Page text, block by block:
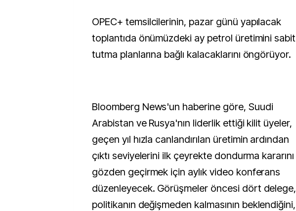
OPEC+ temsilcilerinin, pazar günü yapılacak
toplantıda önümüzdeki ay petrol üretimini sabit
tutma planlarına bağlı kalacaklarını öngörüyor.
Bloomberg News'un haberine göre, Suudi
Arabistan ve Rusya'nın liderlik ettiği kilit üyeler,
geçen yıl hızla canlandırılan üretimin ardından
çıktı seviyelerini ilk çeyrekte dondurma kararını
gözden geçirmek için aylık video konferans
düzenleyecek. Görüşmeler öncesi dört delege,
politikanın değişmeden kalmasının beklendiğini,